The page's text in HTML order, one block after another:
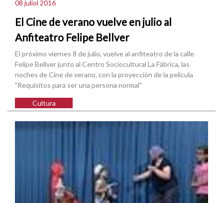
08 juliol 2016
El Cine de verano vuelve en julio al
Anfiteatro Felipe Bellver
El próximo viernes 8 de julio, vuelve al anfiteatro de la calle
Felipe Bellver junto al Centro Sociocultural La Fábrica, las
noches de Cine de verano, con la proyección de la película
"Requisitos para ser una persona normal"
Cultura